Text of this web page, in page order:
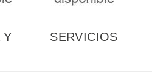
Y
SERVICIOS